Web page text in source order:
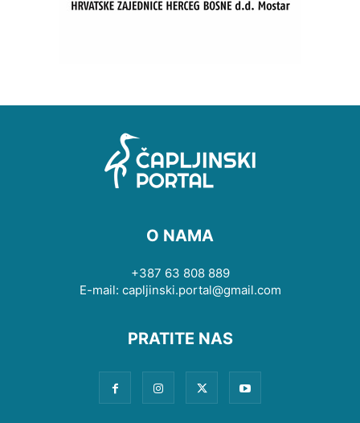
O NAMA
+387 63 808 889
E-mail: capljinski.portal@gmail.com
PRATITE NAS